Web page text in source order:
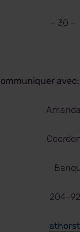
- 30 -
avec:
926-